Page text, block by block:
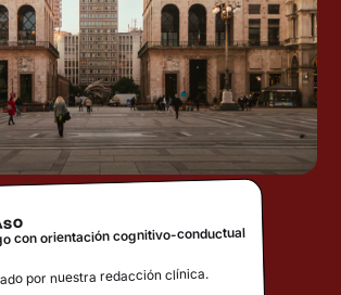
con orientación cognitivo-conductual
por nuestra redacción clínica.